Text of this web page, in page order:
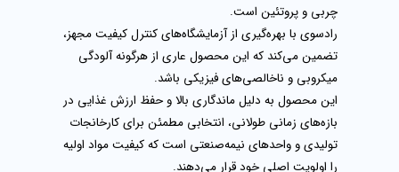
چربی و پروتئین است.
رادسوی با بهره‌گیری از آزمایشگاه‌های کنترل کیفیت مجهز،
تضمین می‌کند که این محصول عاری از هرگونه آلودگی
میکروبی و ناخالصی‌های فیزیکی باشد.
این محصول به دلیل ماندگاری بالا و حفظ ارزش غذایی در
بازه‌های زمانی طولانی، انتخابی مطمئن برای کارخانجات
تولیدی و واحدهای نیمه‌صنعتی است که کیفیت مواد اولیه
را اولویت اصلی خود قرار می‌دهند.